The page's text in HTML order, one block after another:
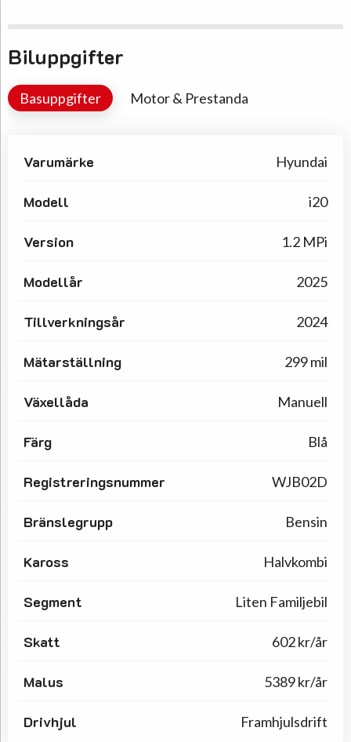
Biluppgifter
Basuppgifter Motor & Prestanda
Varumärke Hyundai
Modell i20
Version 1.2 MPi
Modellår 2025
Tillverkningsår 2024
Mätarställning 299 mil
Växellåda Manuell
Färg Blå
Registreringsnummer WJB02D
Bränslegrupp Bensin
Kaross Halvkombi
Segment Liten Familjebil
Skatt 602 kr/år
Malus 5389 kr/år
Drivhjul Framhjulsdrift